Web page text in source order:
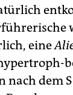
eine
nach dem